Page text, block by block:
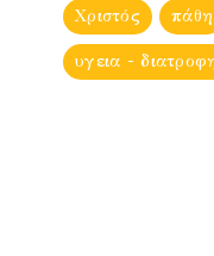
Χριστός πάθη
υγεια -